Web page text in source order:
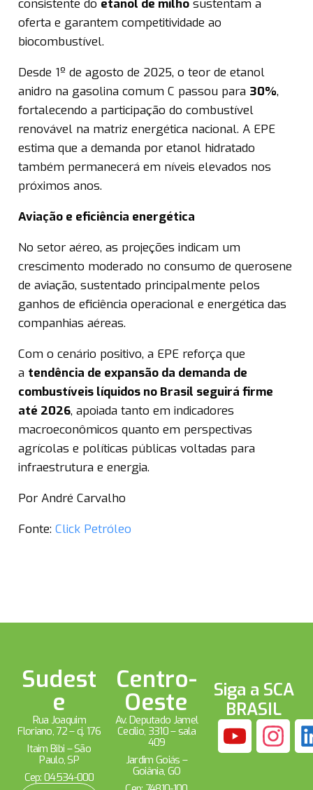
consistente do etanol de milho sustentam a
oferta e garantem competitividade ao
biocombustível.
Desde 1º de agosto de 2025, o teor de etanol
anidro na gasolina comum C passou para 30%,
fortalecendo a participação do combustível
renovável na matriz energética nacional. A EPE
estima que a demanda por etanol hidratado
também permanecerá em níveis elevados nos
próximos anos.
Aviação e eficiência energética
No setor aéreo, as projeções indicam um
crescimento moderado no consumo de querosene
de aviação, sustentado principalmente pelos
ganhos de eficiência operacional e energética das
companhias aéreas.
Com o cenário positivo, a EPE reforça que
a tendência de expansão da demanda de
combustíveis líquidos no Brasil seguirá firme
até 2026, apoiada tanto em indicadores
macroeconômicos quanto em perspectivas
agrícolas e políticas públicas voltadas para
infraestrutura e energia.
Por André Carvalho
Fonte: Click Petróleo
Sudest
e
Rua Joaquim
Floriano, 72 – cj. 176
Itaim Bibi – São
Paulo, SP
Cep: 04534-000
Centro-
Oeste
Av. Deputado Jamel
Cecílio, 3310 – sala
409
Jardim Goiás –
Goiânia, GO
Siga a SCA
BRASIL